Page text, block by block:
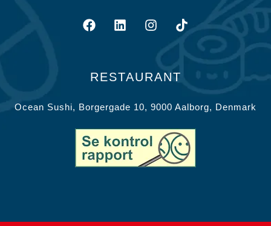
RESTAURANT
Ocean Sushi, Borgergade 10, 9000 Aalborg, Denmark